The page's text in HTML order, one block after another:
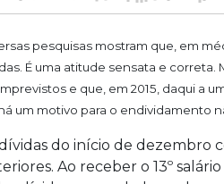
pesquisas mostram que, em
É uma atitude sensata e
e que, em 2015, daqui a
um motivo para o endividamento
do início de dezembro
Ao receber o 13º